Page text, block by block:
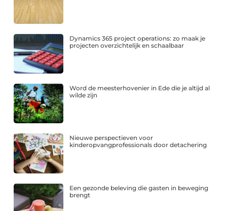
Dynamics 365 project operations: zo maak je
projecten overzichtelijk en schaalbaar
Word de meesterhovenier in Ede die je altijd al
wilde zijn
Nieuwe perspectieven voor
kinderopvangprofessionals door detachering
Een gezonde beleving die gasten in beweging
brengt